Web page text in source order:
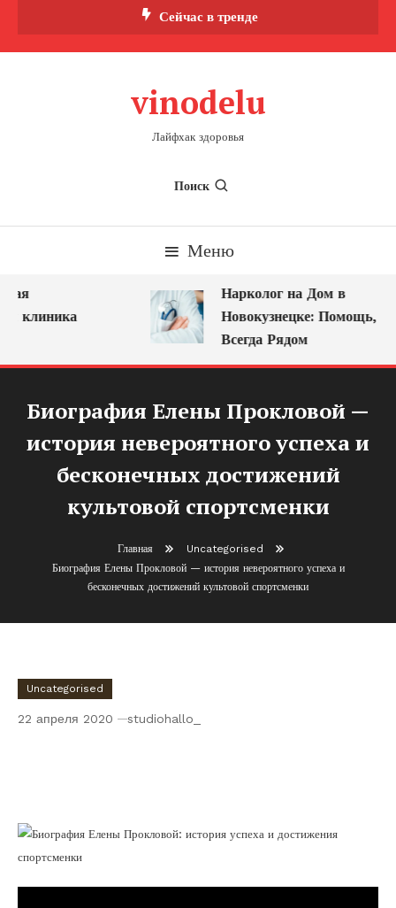
Сейчас в тренде
vinodelu
Лайфхак здоровья
Поиск
Меню
клиника
Нарколог на Дом в
Новокузнецке: Помощь,
Всегда Рядом
Биография Елены Прокловой —
история невероятного успеха и
бесконечных достижений
культовой спортсменки
Главная
Uncategorised
Биография Елены Прокловой — история невероятного успеха и
бесконечных достижений культовой спортсменки
Uncategorised
22 апреля 2020 studiohallo_